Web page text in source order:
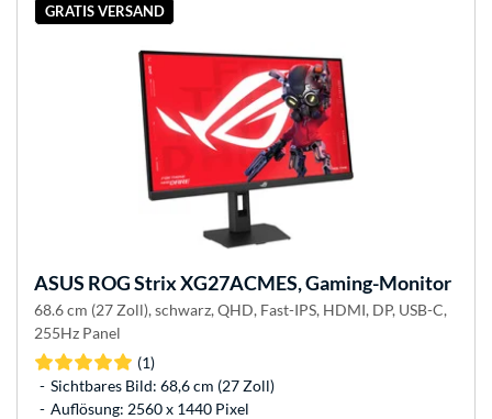
GRATIS VERSAND
ASUS ROG Strix XG27ACMES, Gaming-Monitor
68.6 cm (27 Zoll), schwarz, QHD, Fast-IPS, HDMI, DP, USB-C,
255Hz Panel
(1)
Sichtbares Bild: 68,6 cm (27 Zoll)
Auflösung: 2560 x 1440 Pixel